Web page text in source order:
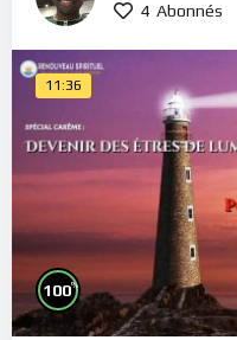
4 Abonnés
11:36
100%